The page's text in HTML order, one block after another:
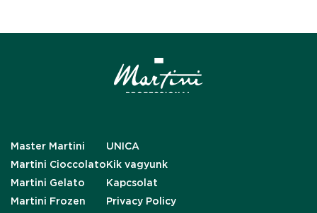
Master Martini
Martini Cioccolato
Martini Gelato
Martini Frozen
UNICA
Kik vagyunk
Kapcsolat
Privacy Policy